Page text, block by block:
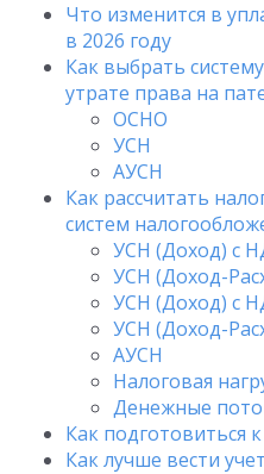
Что изменится в
в 2026 году
Как выбрать
утрате права на
ОСНО
УСН
АУСН
Как рассчитать
систем
УСН (Доход) с
УСН (Доход-
УСН (Доход) с
УСН (Доход-
АУСН
Налоговая
Денежные
Как подготовиться
Как лучше вести учет